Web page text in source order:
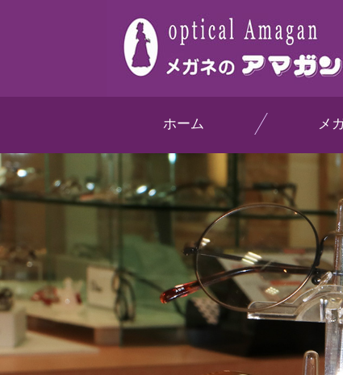
ホーム メ